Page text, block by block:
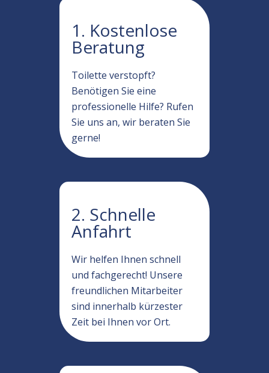
1. Kostenlose
Beratung
Toilette verstopft?
Benötigen Sie eine
professionelle Hilfe? Rufen
Sie uns an, wir beraten Sie
gerne!
2. Schnelle
Anfahrt
Wir helfen Ihnen schnell
und fachgerecht! Unsere
freundlichen Mitarbeiter
sind innerhalb kürzester
Zeit bei Ihnen vor Ort.